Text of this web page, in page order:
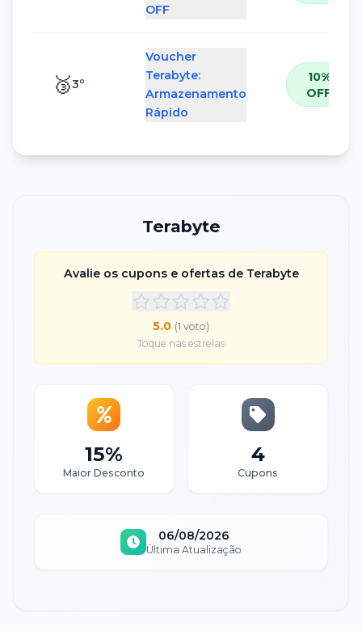
OFF
🥉3º
Voucher
Terabyte:
Armazenamento
Rápido
10%
OFF
Terabyte
Avalie os cupons e ofertas de Terabyte
5.0 (1 voto)
Toque nas estrelas
15%
Maior Desconto
4
Cupons
06/08/2026
Última Atualização